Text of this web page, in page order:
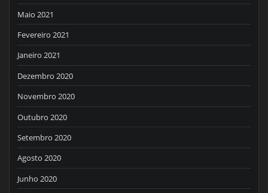
Maio 2021
Fevereiro 2021
Janeiro 2021
Dezembro 2020
Novembro 2020
Outubro 2020
Setembro 2020
Agosto 2020
Junho 2020